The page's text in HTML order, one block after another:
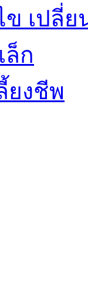
ข เปลี่
ก
ยงชีพ